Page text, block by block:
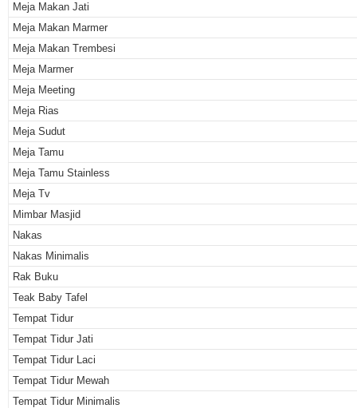
Meja Makan Jati
Meja Makan Marmer
Meja Makan Trembesi
Meja Marmer
Meja Meeting
Meja Rias
Meja Sudut
Meja Tamu
Meja Tamu Stainless
Meja Tv
Mimbar Masjid
Nakas
Nakas Minimalis
Rak Buku
Teak Baby Tafel
Tempat Tidur
Tempat Tidur Jati
Tempat Tidur Laci
Tempat Tidur Mewah
Tempat Tidur Minimalis